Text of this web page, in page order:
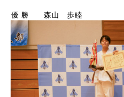
優 勝 森山 歩睦